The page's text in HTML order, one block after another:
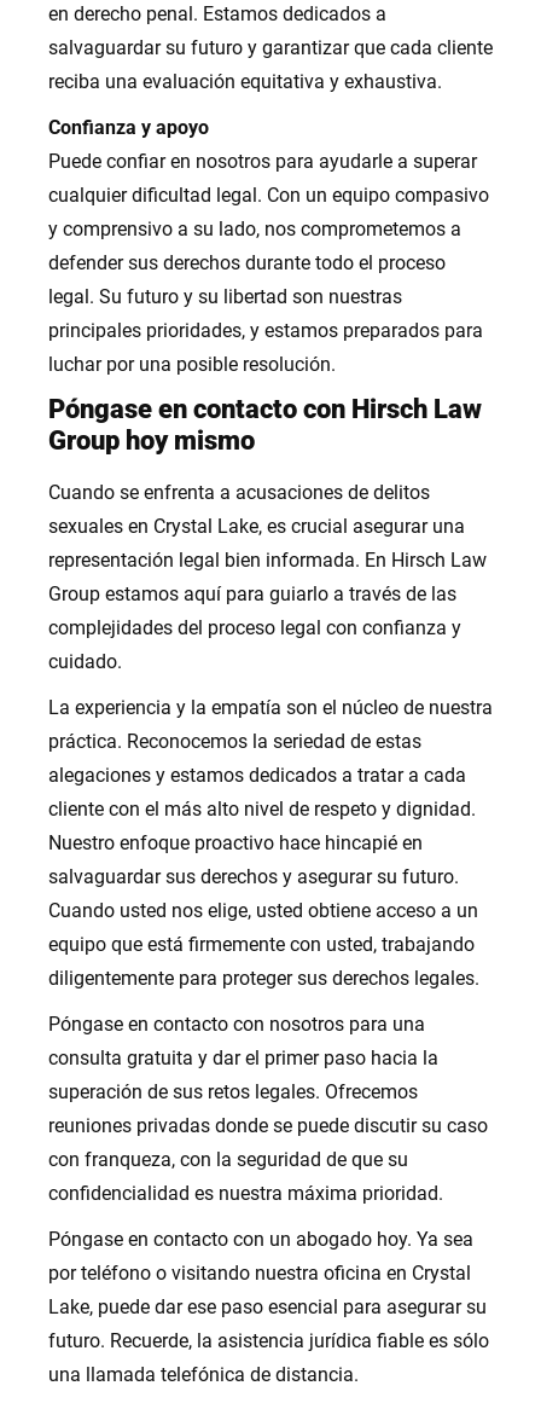
en derecho penal. Estamos dedicados a
salvaguardar su futuro y garantizar que cada cliente
reciba una evaluación equitativa y exhaustiva.
Confianza y apoyo
Puede confiar en nosotros para ayudarle a superar
cualquier dificultad legal. Con un equipo compasivo
y comprensivo a su lado, nos comprometemos a
defender sus derechos durante todo el proceso
legal. Su futuro y su libertad son nuestras
principales prioridades, y estamos preparados para
luchar por una posible resolución.
Póngase en contacto con Hirsch Law
Group hoy mismo
Cuando se enfrenta a acusaciones de delitos
sexuales en Crystal Lake, es crucial asegurar una
representación legal bien informada. En Hirsch Law
Group estamos aquí para guiarlo a través de las
complejidades del proceso legal con confianza y
cuidado.
La experiencia y la empatía son el núcleo de nuestra
práctica. Reconocemos la seriedad de estas
alegaciones y estamos dedicados a tratar a cada
cliente con el más alto nivel de respeto y dignidad.
Nuestro enfoque proactivo hace hincapié en
salvaguardar sus derechos y asegurar su futuro.
Cuando usted nos elige, usted obtiene acceso a un
equipo que está firmemente con usted, trabajando
diligentemente para proteger sus derechos legales.
Póngase en contacto con nosotros para una
consulta gratuita y dar el primer paso hacia la
superación de sus retos legales. Ofrecemos
reuniones privadas donde se puede discutir su caso
con franqueza, con la seguridad de que su
confidencialidad es nuestra máxima prioridad.
Póngase en contacto con un abogado hoy. Ya sea
por teléfono o visitando nuestra oficina en Crystal
Lake, puede dar ese paso esencial para asegurar su
futuro. Recuerde, la asistencia jurídica fiable es sólo
una llamada telefónica de distancia.